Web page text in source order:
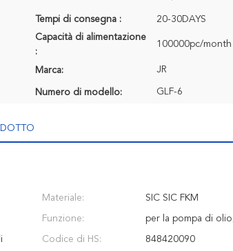
Tempi di consegna : 20-30DAYS
Capacità di alimentazione
:
100000pc/month
Marca: JR
Numero di modello: GLF-6
Materiale: SIC SIC FKM
Funzione: per la pompa di
Codice di HS: 848420090